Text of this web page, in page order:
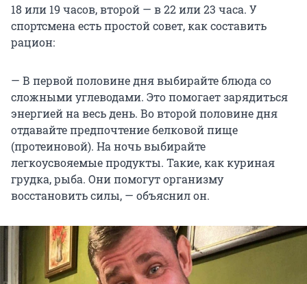
18 или 19 часов, второй — в 22 или 23 часа. У
спортсмена есть простой совет, как составить
рацион:
— В первой половине дня выбирайте блюда со
сложными углеводами. Это помогает зарядиться
энергией на весь день. Во второй половине дня
отдавайте предпочтение белковой пище
(протеиновой). На ночь выбирайте
легкоусвояемые продукты. Такие, как куриная
грудка, рыба. Они помогут организму
восстановить силы, — объяснил он.